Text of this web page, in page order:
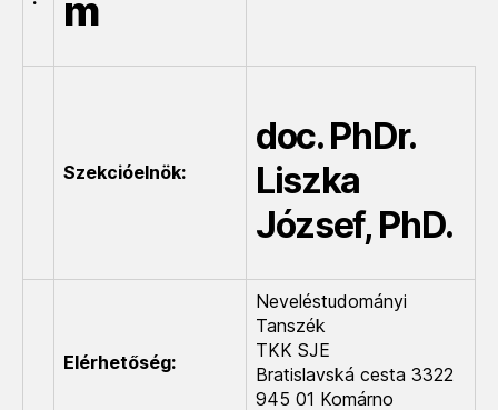
m
Szekcióelnök:
doc. PhDr.
Liszka
József, PhD.
Elérhetőség:
Neveléstudományi
Tanszék
TKK SJE
Bratislavská cesta 3322
945 01 Komárno